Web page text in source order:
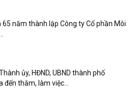
65 năm thành lập Công ty Cổ phần Môi
ủy, HĐND, UBND thành phố
đến thăm, làm việc...